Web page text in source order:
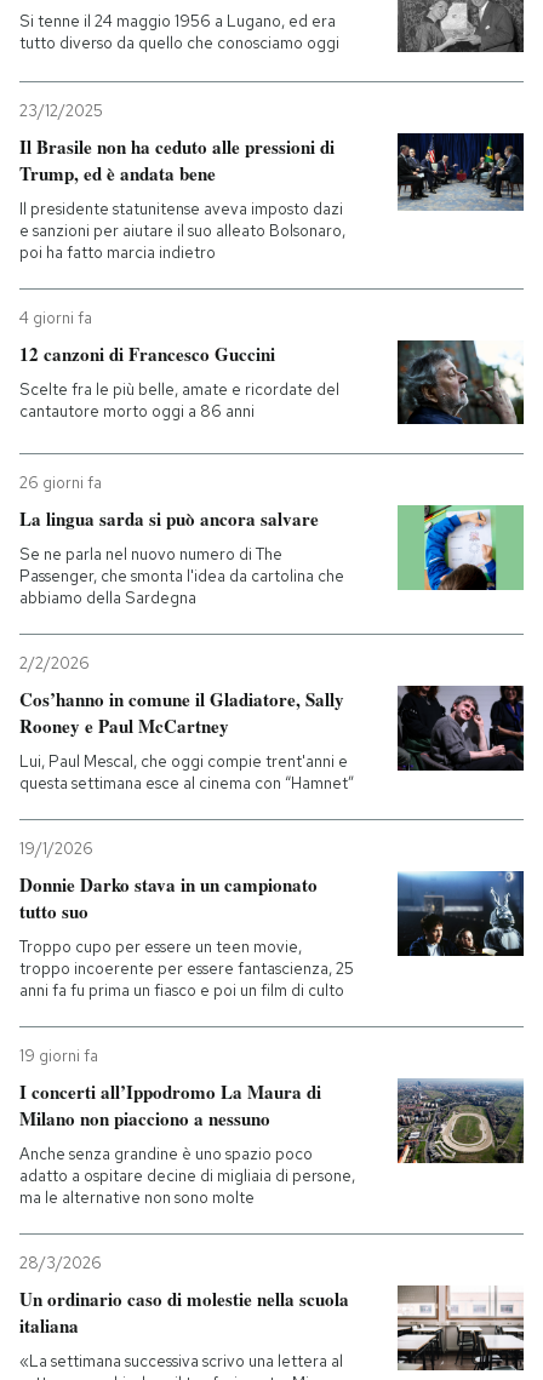
Si tenne il 24 maggio 1956 a Lugano, ed era
tutto diverso da quello che conosciamo oggi
23/12/2025
Il Brasile non ha ceduto alle pressioni di
Trump, ed è andata bene
Il presidente statunitense aveva imposto dazi
e sanzioni per aiutare il suo alleato Bolsonaro,
poi ha fatto marcia indietro
4 giorni fa
12 canzoni di Francesco Guccini
Scelte fra le più belle, amate e ricordate del
cantautore morto oggi a 86 anni
26 giorni fa
La lingua sarda si può ancora salvare
Se ne parla nel nuovo numero di The
Passenger, che smonta l'idea da cartolina che
abbiamo della Sardegna
2/2/2026
Cos’hanno in comune il Gladiatore, Sally
Rooney e Paul McCartney
Lui, Paul Mescal, che oggi compie trent'anni e
questa settimana esce al cinema con “Hamnet”
19/1/2026
Donnie Darko stava in un campionato
tutto suo
Troppo cupo per essere un teen movie,
troppo incoerente per essere fantascienza, 25
anni fa fu prima un fiasco e poi un film di culto
19 giorni fa
I concerti all’Ippodromo La Maura di
Milano non piacciono a nessuno
Anche senza grandine è uno spazio poco
adatto a ospitare decine di migliaia di persone,
ma le alternative non sono molte
28/3/2026
Un ordinario caso di molestie nella scuola
italiana
«La settimana successiva scrivo una lettera al